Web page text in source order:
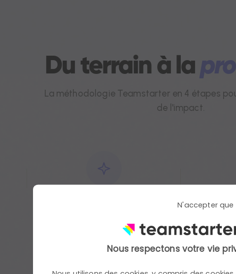
Du terrain à la
La méthodologie Teamstarter en 4 étapes
de l'impact.
Formalisation de cas
d'usage concrets
adaptés à vos processus
N'accepter que
Nous respectons votre vie